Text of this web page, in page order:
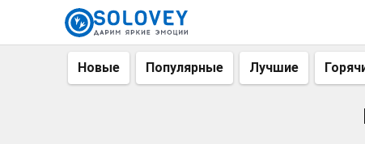
Новые Популярные Лучшие